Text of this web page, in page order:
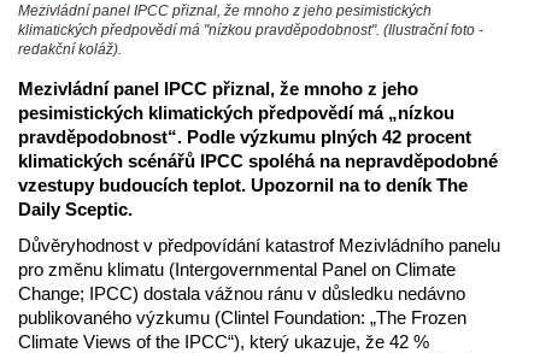
Mezivládní panel IPCC přiznal, že mnoho z jeho pesimistických
klimatických předpovědí má "nízkou pravděpodobnost". (Ilustrační foto -
redakční koláž).
Mezivládní panel IPCC přiznal, že mnoho z jeho
pesimistických klimatických předpovědí má „nízkou
pravděpodobnost“. Podle výzkumu plných 42 procent
klimatických scénářů IPCC spoléhá na nepravděpodobné
vzestupy budoucích teplot. Upozornil na to deník The
Daily Sceptic.
Důvěryhodnost v předpovídání katastrof Mezivládního panelu
pro změnu klimatu (Intergovernmental Panel on Climate
Change; IPCC) dostala vážnou ránu v důsledku nedávno
publikovaného výzkumu (Clintel Foundation: „The Frozen
Climate Views of the IPCC“), který ukazuje, že 42 %